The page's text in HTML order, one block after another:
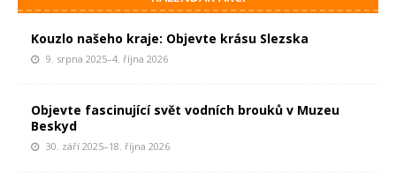
Kouzlo našeho kraje: Objevte krásu Slezska
9. srpna 2025–4. října 2026
Objevte fascinující svět vodních brouků v Muzeu
Beskyd
30. září 2025–18. října 2026